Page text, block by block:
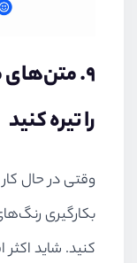
۹.
را تیره کنید
وقتی در حال
بکارگیری
کنید. شاید